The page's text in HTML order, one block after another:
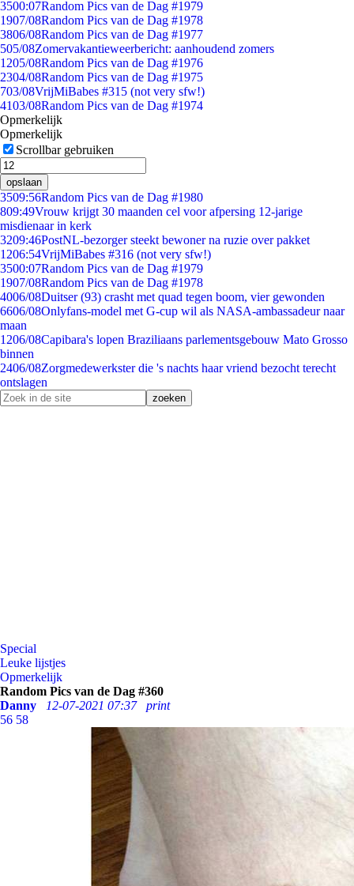
3500:07Random Pics van de Dag #1979
1907/08Random Pics van de Dag #1978
3806/08Random Pics van de Dag #1977
505/08Zomervakantieweerbericht: aanhoudend zomers
1205/08Random Pics van de Dag #1976
2304/08Random Pics van de Dag #1975
703/08VrijMiBabes #315 (not very sfw!)
4103/08Random Pics van de Dag #1974
Opmerkelijk
Opmerkelijk
Scrollbar gebruiken
opslaan
3509:56Random Pics van de Dag #1980
809:49Vrouw krijgt 30 maanden cel voor afpersing 12-jarige
misdienaar in kerk
3209:46PostNL-bezorger steekt bewoner na ruzie over pakket
1206:54VrijMiBabes #316 (not very sfw!)
3500:07Random Pics van de Dag #1979
1907/08Random Pics van de Dag #1978
4006/08Duitser (93) crasht met quad tegen boom, vier gewonden
6606/08Onlyfans-model met G-cup wil als NASA-ambassadeur naar
maan
1206/08Capibara's lopen Braziliaans parlementsgebouw Mato Grosso
binnen
2406/08Zorgmedewerkster die 's nachts haar vriend bezocht terecht
ontslagen
Special
Leuke lijstjes
Opmerkelijk
Random Pics van de Dag #360
Danny
12-07-2021 07:37
print
56 58